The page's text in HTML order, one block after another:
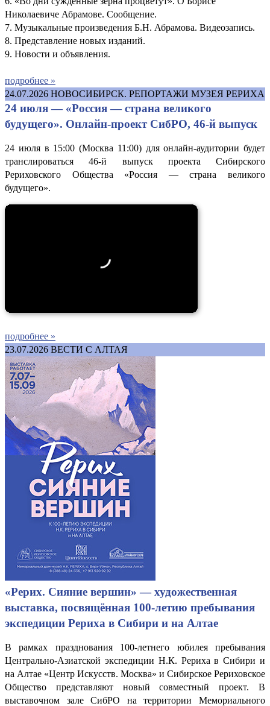
Николаевиче Абрамове. Сообщение.
7. Музыкальные произведения Б.Н. Абрамова. Видеозапись.
8. Представление новых изданий.
9. Новости и объявления.
подробнее »
24.07.2026 НОВОСИБИРСК. РЕПОРТАЖИ МУЗЕЯ РЕРИХА
24 июля — «Россия — страна великого
будущего». Онлайн-проект СибРО, 46-й выпуск
24 июля в 15:00 (Москва 11:00) для онлайн-аудитории будет
транслироваться 46-й выпуск проекта Сибирского
Рериховского Общества «Россия — страна великого
будущего».
подробнее »
23.07.2026 ВЕСТИ С АЛТАЯ
«Рерих. Сияние вершин» — художественная
выставка, посвящённая 100-летию пребывания
экспедиции Рериха в Сибири и на Алтае
В рамках празднования 100-летнего юбилея пребывания
Центрально-Азиатской экспедиции Н.К. Рериха в Сибири и
на Алтае «Центр Искусств. Москва» и Сибирское Рериховское
Общество представляют новый совместный проект. В
выставочном зале СибРО на территории Мемориального